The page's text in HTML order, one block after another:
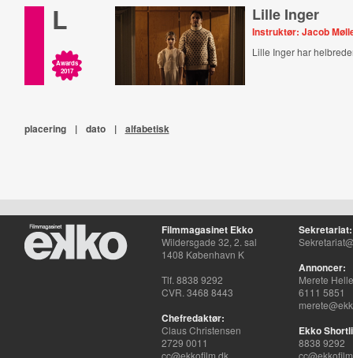
L
Awards
2017
Lille Inger
Instruktør: Jacob
Lille Inger har
placering | dato | alfabetisk
Filmmagasinet Ekko
Wildersgade 32, 2. sal
1408 København K
Tlf. 8838 9292
CVR. 3468 8443
Chefredaktør:
Claus Christensen
2729 0011
cc@ekkofilm.dk
Sekretariat:
Annoncer:
Merete
6111 5851
Ekko
8838 9292